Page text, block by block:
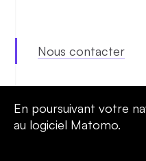
Nous contacter
SERVICES
En poursuivant votre
au logiciel Matomo.